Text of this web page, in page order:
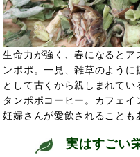
生命力が強く、春になるとア
ンポポ。一見、雑草のよう
として古くから親しまれて
タンポポコーヒー。カフェ
妊婦さんが愛飲されることも
実はすごい